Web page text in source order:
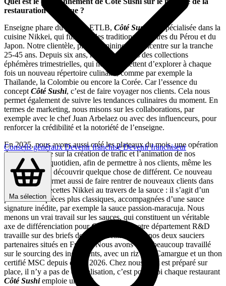
Conseils générauxDevenir franchiséDevenir franchiseur
Ma sélection
restauration asiatique ?
Enseigne phare du groupe ETLB, Côté Sushi
est spécialisée dans la
cuisine Nikkei, qui fusionne les traditions culinaires du Pérou et du
Japon. Notre clientèle, plutôt féminine, se concentre sur la tranche
25-45 ans. Depuis six ans, nous proposons des collections
éphémères trimestrielles, qui nous permettent d’explorer à chaque
fois un nouveau répertoire culinaire, comme par exemple la
Thaïlande, la Colombie ou encore la Corée. Car l’essence du
concept Côté Sushi, c’est de faire voyager nos clients. Cela nous
permet également de suivre les tendances culinaires du moment. En
termes de marketing, nous misons sur les collaborations, par
exemple avec le chef Juan Arbelaez ou avec des influenceurs, pour
renforcer la crédibilité et la notoriété de l’enseigne.
En 2025, nous avons aussi créé les plateaux du mois, une opération
davantage axée sur la création de trafic et l’animation de nos
restaurants au quotidien, afin de permettre à nos clients, même les
plus fidèles, de découvrir quelque chose de différent. Ce nouveau
format nous permet aussi de faire rentrer de nouveaux clients dans
l’univers des recettes Nikkei au travers de la sauce : il s’agit d’un
plateau avec pièces plus classiques, accompagnées d’une sauce
signature inédite, par exemple la sauce passion-maracuja. Nous
menons un vrai travail sur les sauces, qui constituent un véritable
axe de différenciation pourCôté Sushi
: notre département R&D
travaille sur des briefs de sauces réalisées par nos deux sauciers
partenaires situés en France. Nous avons aussi beaucoup travaillé
sur le sourcing des ingrédients, avec un riz IGP Camargue et un thon
certifié MSC depuis début 2026. Chez nous, tout est préparé sur
place, il n’y a pas de centralisation, c’est pourquoi chaque restaurant
Côté Sushiemploie un chef.